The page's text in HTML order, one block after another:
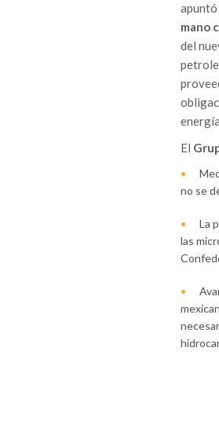
apuntó
mano
del
El
no se
La
las